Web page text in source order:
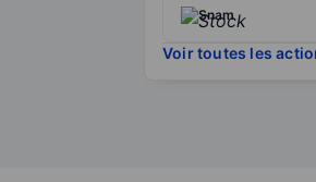
Snam
Voir toutes les